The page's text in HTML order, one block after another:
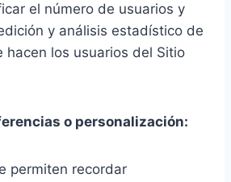
el número de usuarios y
y análisis estadístico de
hacen los usuarios del Sitio
o personalización:
permiten recordar